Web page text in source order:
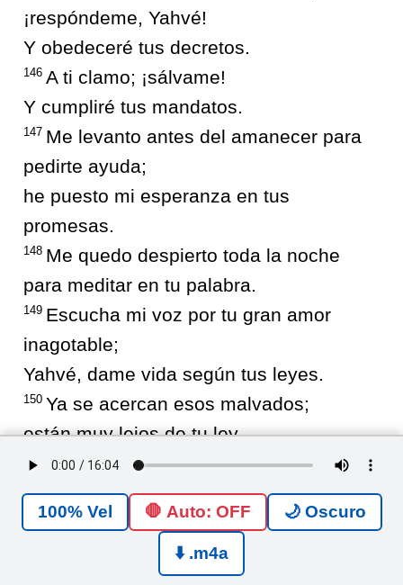
¡respóndeme, Yahvé!
Y obedeceré tus decretos.
146 A ti clamo; ¡sálvame!
Y cumpliré tus mandatos.
147 Me levanto antes del amanecer para
pedirte ayuda;
he puesto mi esperanza en tus
promesas.
148 Me quedo despierto toda la noche
para meditar en tu palabra.
149 Escucha mi voz por tu gran amor
inagotable;
Yahvé, dame vida según tus leyes.
150 Ya se acercan esos malvados;
están muy lejos de tu ley.
151
Pero tú estás cerca, Yahvé,
y todos tus mandamientos son la verdad.
152Desde hace tiempo sé, por tus leyes,
que las estableciste para siempre.
🛑 Auto: OFF 🌙 Oscuro
⬇️ .m4a